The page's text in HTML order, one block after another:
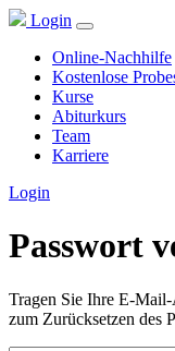
Login
Online-Nachhilfe
Kostenlose
Kurse
Abiturkurs
Team
Karriere
Login
Passwort
Tragen Sie Ihre E-
zum Zurücksetzen des